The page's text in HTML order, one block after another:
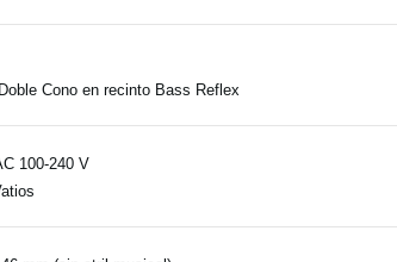
Cono en recinto Bass Reflex
100-240 V